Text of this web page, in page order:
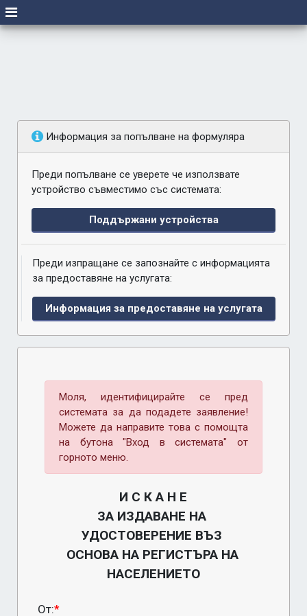
Информация за попълване на формуляра
Преди попълване се уверете че използвате
устройство съвместимо със системата:
Поддържани устройства
Преди изпращане се запознайте с информацията
за предоставяне на услугата:
Информация за предоставяне на услугата
Моля, идентифицирайте се пред
системата за да подадете заявление!
Можете да направите това с помощта
на бутона "Вход в системата" от
горното меню.
И С К А Н Е
ЗА ИЗДАВАНЕ НА
УДОСТОВЕРЕНИЕ ВЪЗ
ОСНОВА НА РЕГИСТЪРА НА
НАСЕЛЕНИЕТО
От:*